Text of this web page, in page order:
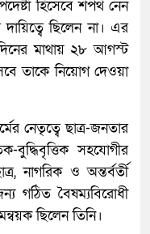
হিসেবে শপথ নেন
ছিলেন না। এর
মাথায় ২৮ আগস্ট
তাকে নিয়োগ দেওয়া
নেতৃত্বে ছাত্র-জনতার
সহযোগীর
নাগরিক ও অন্তর্বর্তী
গঠিত বৈষম্যবিরোধী
ছিলেন তিনি।